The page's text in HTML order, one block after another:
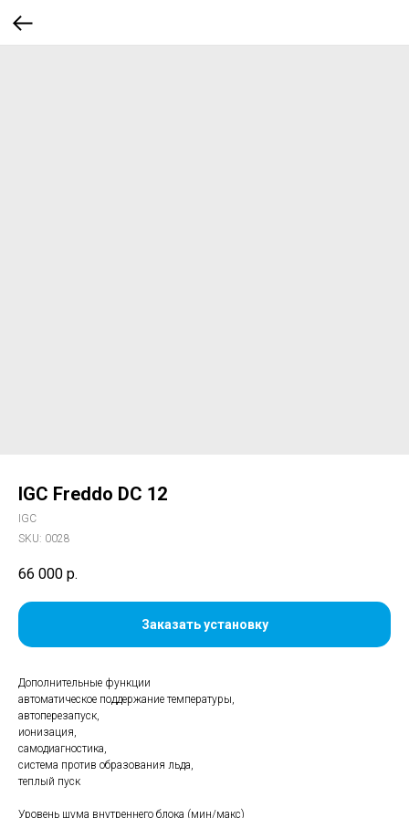
IGC Freddo DC 12
IGC
SKU: 0028
66 000 р.
Заказать установку
Дополнительные функции
автоматическое поддержание температуры,
автоперезапуск,
ионизация,
самодиагностика,
система против образования льда,
теплый пуск
Уровень шума внутреннего блока (мин/макс)